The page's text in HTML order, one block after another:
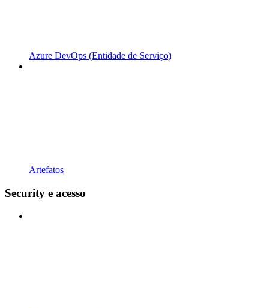
Azure DevOps (Entidade de Serviço)
Artefatos
Security e acesso